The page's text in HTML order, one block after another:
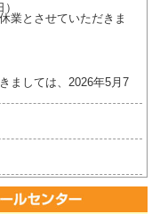
業とさせていただきま
ましては、2026年5月7